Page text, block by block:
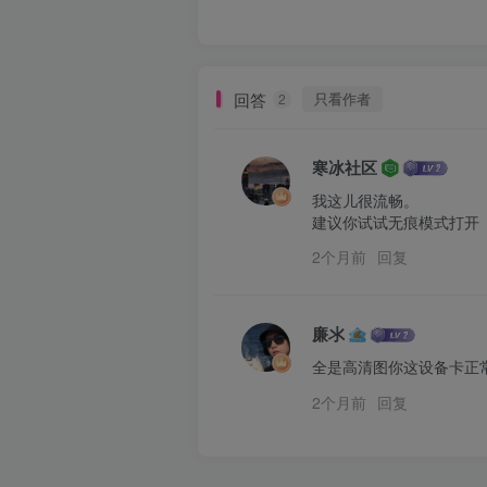
回答 2 只看作者
寒冰社区
我这儿很流畅。
建议你试试无痕模式打开
2个月前 回复
廉氺
全是高清图你这设备卡正
2个月前 回复